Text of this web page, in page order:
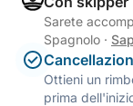
Sarete
Spagnolo ·
Ottieni un
prima